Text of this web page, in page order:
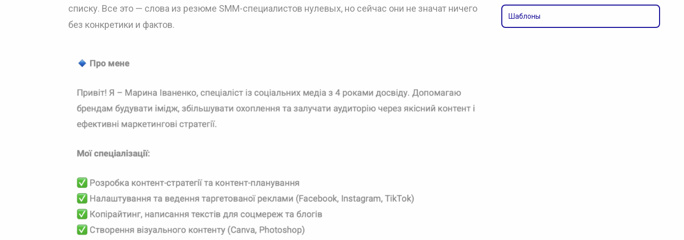
списку. Все это — слова из резюме SMM-специалистов нулевых, но сейчас они не значат ничего
без конкретики и фактов.
Шаблоны